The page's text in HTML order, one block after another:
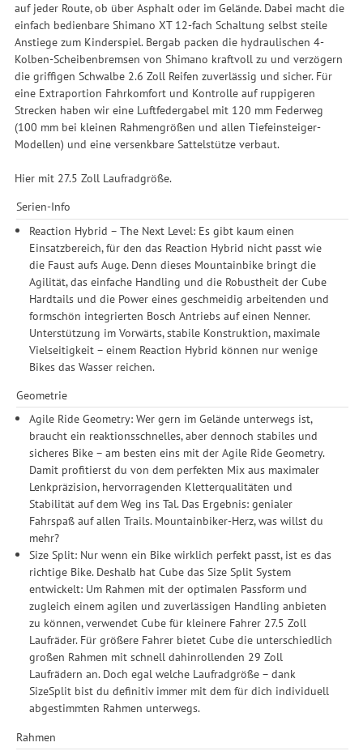
auf jeder Route, ob über Asphalt oder im Gelände. Dabei macht die
einfach bedienbare Shimano XT 12-fach Schaltung selbst steile
Anstiege zum Kinderspiel. Bergab packen die hydraulischen 4-
Kolben-Scheibenbremsen von Shimano kraftvoll zu und verzögern
die griffigen Schwalbe 2.6 Zoll Reifen zuverlässig und sicher. Für
eine Extraportion Fahrkomfort und Kontrolle auf ruppigeren
Strecken haben wir eine Luftfedergabel mit 120 mm Federweg
(100 mm bei kleinen Rahmengrößen und allen Tiefeinsteiger-
Modellen) und eine versenkbare Sattelstütze verbaut.
Hier mit 27.5 Zoll Laufradgröße.
Serien-Info
Reaction Hybrid – The Next Level: Es gibt kaum einen
Einsatzbereich, für den das Reaction Hybrid nicht passt wie
die Faust aufs Auge. Denn dieses Mountainbike bringt die
Agilität, das einfache Handling und die Robustheit der Cube
Hardtails und die Power eines geschmeidig arbeitenden und
formschön integrierten Bosch Antriebs auf einen Nenner.
Unterstützung im Vorwärts, stabile Konstruktion, maximale
Vielseitigkeit – einem Reaction Hybrid können nur wenige
Bikes das Wasser reichen.
Geometrie
Agile Ride Geometry: Wer gern im Gelände unterwegs ist,
braucht ein reaktionsschnelles, aber dennoch stabiles und
sicheres Bike – am besten eins mit der Agile Ride Geometry.
Damit profitierst du von dem perfekten Mix aus maximaler
Lenkpräzision, hervorragenden Kletterqualitäten und
Stabilität auf dem Weg ins Tal. Das Ergebnis: genialer
Fahrspaß auf allen Trails. Mountainbiker-Herz, was willst du
mehr?
Size Split: Nur wenn ein Bike wirklich perfekt passt, ist es das
richtige Bike. Deshalb hat Cube das Size Split System
entwickelt: Um Rahmen mit der optimalen Passform und
zugleich einem agilen und zuverlässigen Handling anbieten
zu können, verwendet Cube für kleinere Fahrer 27.5 Zoll
Laufräder. Für größere Fahrer bietet Cube die unterschiedlich
großen Rahmen mit schnell dahinrollenden 29 Zoll
Laufrädern an. Doch egal welche Laufradgröße – dank
SizeSplit bist du definitiv immer mit dem für dich individuell
abgestimmten Rahmen unterwegs.
Rahmen